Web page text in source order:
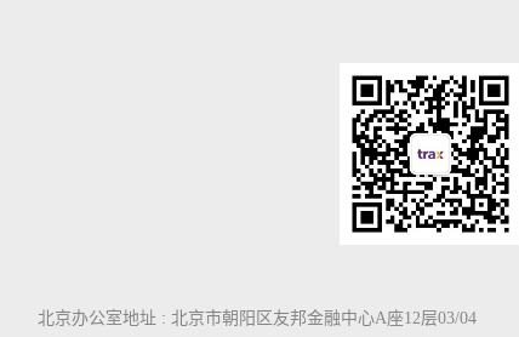
北京办公室地址 : 北京市朝阳区友邦金融中心A座12层03/04